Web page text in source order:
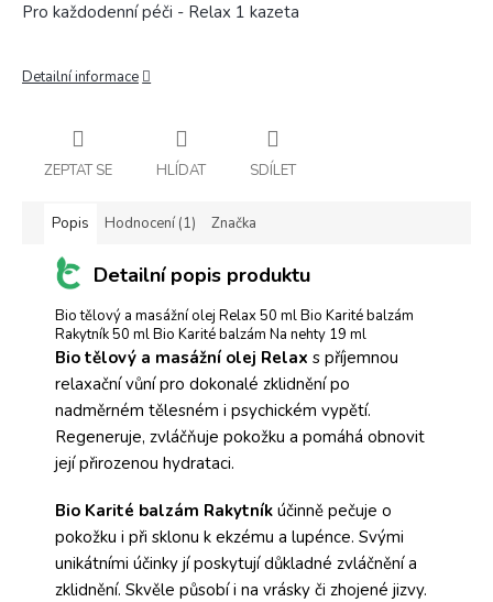
Pro každodenní péči - Relax 1 kazeta
Detailní informace
ZEPTAT SE HLÍDAT SDÍLET
Popis Hodnocení (1) Značka
Detailní popis produktu
Bio tělový a masážní olej Relax 50 ml Bio Karité balzám
Rakytník 50 ml Bio Karité balzám Na nehty 19 ml
Bio tělový a masážní olej Relax s příjemnou
relaxační vůní pro dokonalé zklidnění po
nadměrném tělesném i psychickém vypětí.
Regeneruje, zvláčňuje pokožku a pomáhá obnovit
její přirozenou hydrataci.
Bio Karité balzám Rakytník účinně pečuje o
pokožku i při sklonu k ekzému a lupénce. Svými
unikátními účinky jí poskytují důkladné zvláčnění a
zklidnění. Skvěle působí i na vrásky či zhojené jizvy.